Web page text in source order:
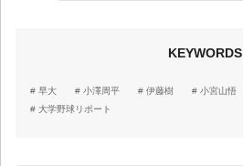
KEYWORDS
早大 小澤周平 伊藤樹 小宮山悟
大学野球リポート